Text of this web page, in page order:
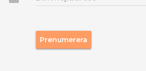
Prenumerera